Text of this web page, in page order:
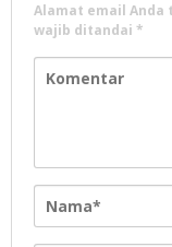
Alamat email
wajib ditandai *